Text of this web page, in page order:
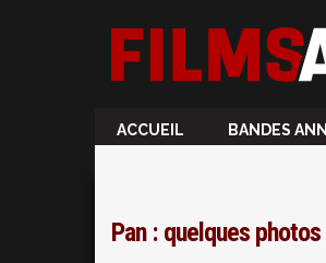
ACCUEIL BANDES
Pan : quelques